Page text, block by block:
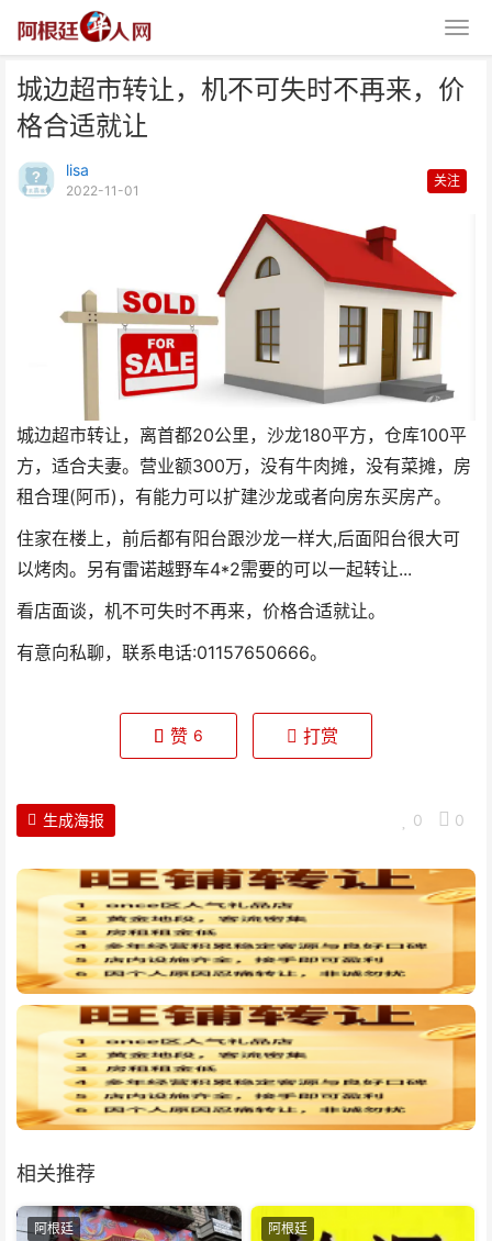
城边超市转让，机不可失时不再来，价
格合适就让
lisa
2022-11-01
关注
城边超市转让，离首都20公里，沙龙180平方，仓库100平
方，适合夫妻。营业额300万，没有牛肉摊，没有菜摊，房
租合理(阿币)，有能力可以扩建沙龙或者向房东买房产。
住家在楼上，前后都有阳台跟沙龙一样大,后面阳台很大可
以烤肉。另有雷诺越野车4*2需要的可以一起转让...
看店面谈，机不可失时不再来，价格合适就让。
有意向私聊，联系电话:01157650666。
城边超市转让，机不可失时不再
来，价格合适就让
赞 6 打赏
0 0
生成海报
相关推荐
阿根廷 阿根廷